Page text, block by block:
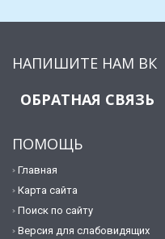
НАПИШИТЕ НАМ ВК
ОБРАТНАЯ СВЯЗЬ
ПОМОЩЬ
Главная
Карта сайта
Поиск по сайту
Версия для слабовидящих